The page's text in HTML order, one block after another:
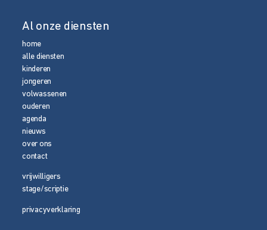
Al onze diensten
home
alle diensten
kinderen
jongeren
volwassenen
ouderen
agenda
nieuws
over ons
contact
vrijwilligers
stage/scriptie
privacyverklaring